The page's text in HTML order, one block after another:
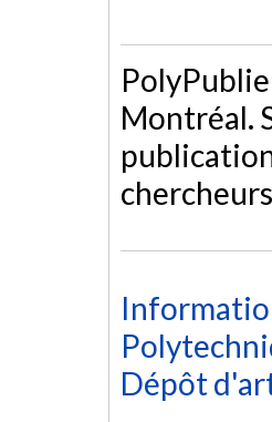
Montréal.
Dépôt